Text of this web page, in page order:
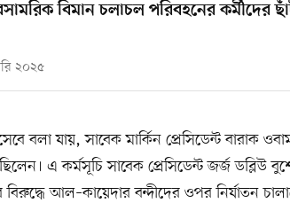
বিমান চলাচল পরিবহনের কর্মীদের
২০২৫
বলা যায়, সাবেক মার্কিন প্রেসিডেন্ট বারাক
এ কর্মসূচি সাবেক প্রেসিডেন্ট জর্জ ডব্লিউ
বিরুদ্ধে আল–কায়েদার বন্দীদের ওপর নির্যাতন